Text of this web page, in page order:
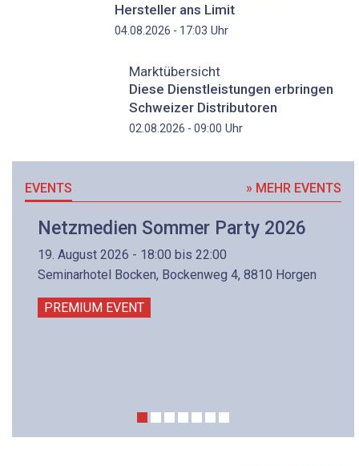
Hersteller ans Limit
04.08.2026 - 17:03 Uhr
Marktübersicht
Diese Dienstleistungen erbringen
Schweizer Distributoren
02.08.2026 - 09:00 Uhr
EVENTS » MEHR EVENTS
Netzmedien Sommer Party 2026
19. August 2026 - 18:00 bis 22:00
Seminarhotel Bocken, Bockenweg 4, 8810 Horgen
PREMIUM EVENT